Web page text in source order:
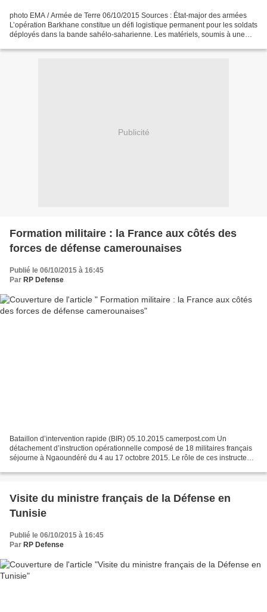
photo EMA / Armée de Terre 06/10/2015 Sources : État-major des armées
L’opération Barkhane constitue un défi logistique permanent pour les soldats
déployés dans la bande sahélo-saharienne. Les matériels, soumis à une
Publicité
Formation militaire : la France aux côtés des
forces de défense camerounaises
Publié le 06/10/2015 à 16:45
Par RP Defense
Bataillon d’intervention rapide (BIR) 05.10.2015 camerpost.com Un
détachement d’instruction opérationnelle composé de 18 militaires français
séjourne à Ngaoundéré du 4 au 17 octobre 2015. Le rôle de ces instructeurs
Visite du ministre français de la Défense en
Tunisie
Publié le 06/10/2015 à 16:45
Par RP Defense